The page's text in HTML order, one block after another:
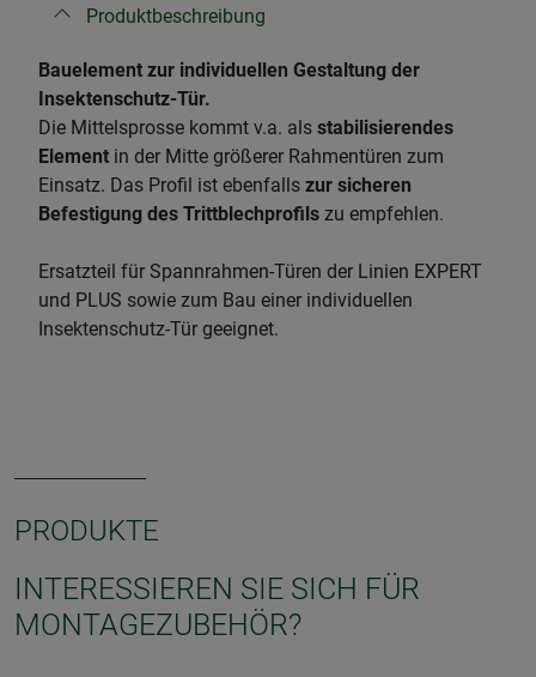
Produktbeschreibung
Bauelement zur individuellen Gestaltung der
Insektenschutz-Tür.
Die Mittelsprosse kommt v.a. als stabilisierendes
Element in der Mitte größerer Rahmentüren zum
Einsatz. Das Profil ist ebenfalls zur sicheren
Befestigung des Trittblechprofils zu empfehlen.
Ersatzteil für Spannrahmen-Türen der Linien EXPERT
und PLUS sowie zum Bau einer individuellen
Insektenschutz-Tür geeignet.
PRODUKTE
INTERESSIEREN SIE SICH FÜR
MONTAGEZUBEHÖR?